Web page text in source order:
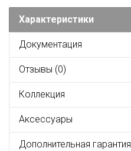
Характеристики
Документация
Отзывы (0)
Коллекция
Аксессуары
Дополнительная гарантия